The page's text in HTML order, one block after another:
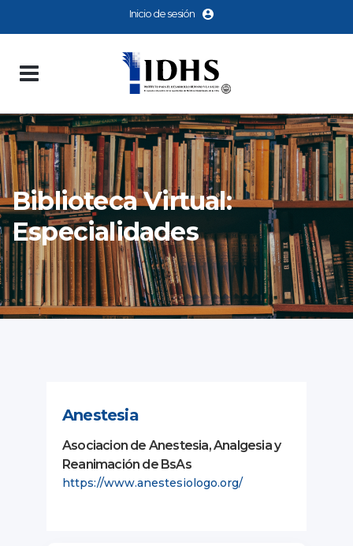
Inicio de sesión
Biblioteca Virtual:
Especialidades
Anestesia
Asociacion de Anestesia, Analgesia y
Reanimación de BsAs
https://www.anestesiologo.org/